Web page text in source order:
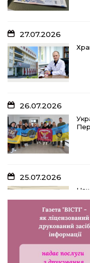
27.07.2026
26.07.2026
25.07.2026
24.07.2026